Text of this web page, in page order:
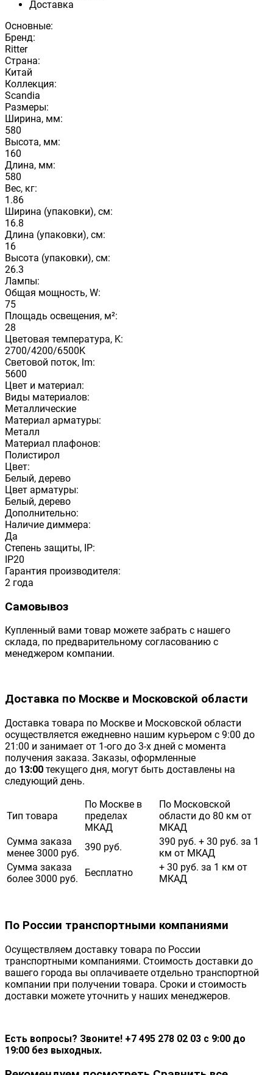
Доставка
Основные:
Бренд:
Ritter
Страна:
Китай
Коллекция:
Scandia
Размеры:
Ширина, мм:
580
Высота, мм:
160
Длина, мм:
580
Вес, кг:
1.86
Ширина (упаковки), см:
16.8
Длина (упаковки), см:
16
Высота (упаковки), см:
26.3
Лампы:
Общая мощность, W:
75
Площадь освещения, м²:
28
Цветовая температура, K:
2700/4200/6500K
Световой поток, lm:
5600
Цвет и материал:
Виды материалов:
Металлические
Материал арматуры:
Металл
Материал плафонов:
Полистирол
Цвет:
Белый, дерево
Цвет арматуры:
Белый, дерево
Дополнительно:
Наличие диммера:
Да
Степень защиты, IP:
IP20
Гарантия производителя:
2 года
Самовывоз
Купленный вами товар можете забрать с нашего
склада, по предварительному согласованию с
менеджером компании.
Доставка по Москве и Московской области
Доставка товара по Москве и Московской области
осуществляется ежедневно нашим курьером с 9:00 до
21:00 и занимает от 1-ого до 3-х дней с момента
получения заказа. Заказы, оформленные
до 13:00 текущего дня, могут быть доставлены на
следующий день.
Тип товара
По Москве в
пределах
МКАД
По Московской
области до 80 км от
МКАД
Сумма заказа
менее 3000 руб.
390 руб.
390 руб. + 30 руб. за 1
км от МКАД
Сумма заказа
более 3000 руб.
Бесплатно
+ 30 руб. за 1 км от
МКАД
По России транспортными компаниями
Осуществляем доставку товара по России
транспортными компаниями. Стоимость доставки до
вашего города вы оплачиваете отдельно транспортной
компании при получении товара. Сроки и стоимость
доставки можете уточнить у наших менеджеров.
Есть вопросы? Звоните! +7 495 278 02 03 с 9:00 до
19:00 без выходных.